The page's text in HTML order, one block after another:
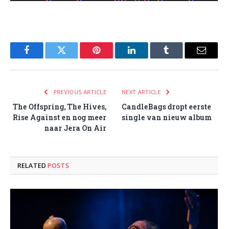
FacebookTwitter Pinterest LinkedInTumblr Email
PREVIOUS ARTICLE
The Offspring, The Hives,
Rise Against en nog meer
naar Jera On Air
NEXT ARTICLE
CandleBags dropt eerste
single van nieuw album
RELATED POSTS